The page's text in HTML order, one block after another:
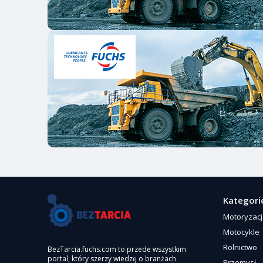
BezTarcia.fuchs.com to przede wszystkim
portal, który szerzy wiedzę o branżach
Motocykle
Rolnictwo